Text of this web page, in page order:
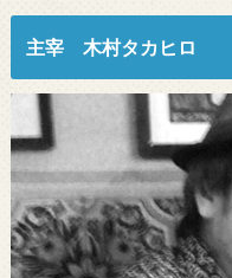
主宰 木村タカヒロ